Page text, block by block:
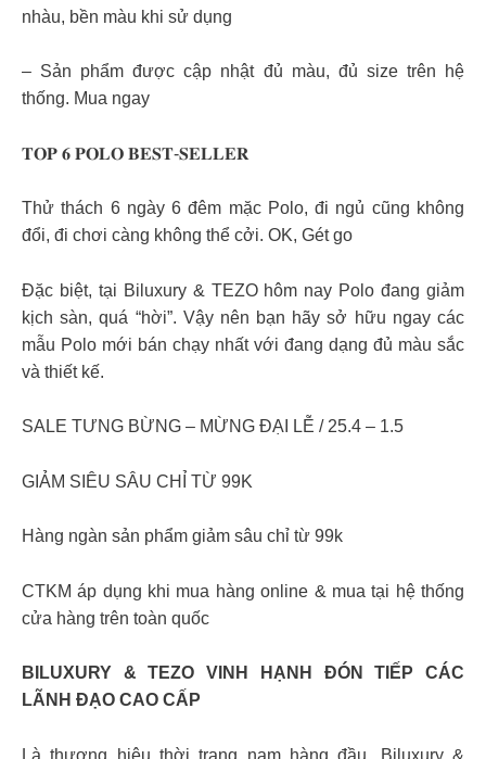
nhàu, bền màu khi sử dụng
– Sản phẩm được cập nhật đủ màu, đủ size trên hệ
thống. Mua ngay
𝐓𝐎𝐏 𝟔 𝐏𝐎𝐋𝐎 𝐁𝐄𝐒𝐓-𝐒𝐄𝐋𝐋𝐄𝐑
Thử thách 6 ngày 6 đêm mặc Polo, đi ngủ cũng không
đổi, đi chơi càng không thể cởi. OK, Gét go
Đặc biệt, tại Biluxury & TEZO hôm nay Polo đang giảm
kịch sàn, quá “hời”. Vậy nên bạn hãy sở hữu ngay các
mẫu Polo mới bán chạy nhất với đang dạng đủ màu sắc
và thiết kế.
SALE TƯNG BỪNG – MỪNG ĐẠI LỄ / 25.4 – 1.5
GIẢM SIÊU SÂU CHỈ TỪ 99K
Hàng ngàn sản phẩm giảm sâu chỉ từ 99k
CTKM áp dụng khi mua hàng online & mua tại hệ thống
cửa hàng trên toàn quốc
BILUXURY & TEZO VINH HẠNH ĐÓN TIẾP CÁC
LÃNH ĐẠO CAO CẤP
Là thương hiệu thời trang nam hàng đầu, Biluxury &